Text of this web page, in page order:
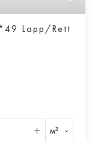
Lapp/Rett
м²